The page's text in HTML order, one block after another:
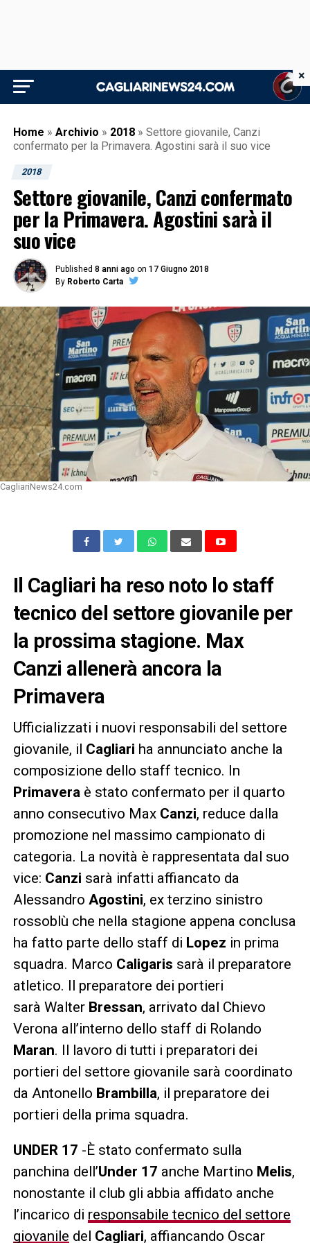
Home » Archivio » 2018 » Settore giovanile, Canzi
confermato per la Primavera. Agostini sarà il suo vice
2018
Settore giovanile, Canzi confermato
per la Primavera. Agostini sarà il
suo vice
Published 8 anni ago on 17 Giugno 2018
By Roberto Carta
CagliariNews24.com
Il Cagliari ha reso noto lo staff
tecnico del settore giovanile per
la prossima stagione. Max
Canzi allenerà ancora la
Primavera
Ufficializzati i nuovi responsabili del settore
giovanile, il Cagliari ha annunciato anche la
composizione dello staff tecnico. In
Primavera è stato confermato per il quarto
anno consecutivo Max Canzi, reduce dalla
promozione nel massimo campionato di
categoria. La novità è rappresentata dal suo
vice: Canzi sarà infatti affiancato da
Alessandro Agostini, ex terzino sinistro
rossoblù che nella stagione appena conclusa
ha fatto parte dello staff di Lopez in prima
squadra. Marco Caligaris sarà il preparatore
atletico. Il preparatore dei portieri
sarà Walter Bressan, arrivato dal Chievo
Verona all’interno dello staff di Rolando
Maran. Il lavoro di tutti i preparatori dei
portieri del settore giovanile sarà coordinato
da Antonello Brambilla, il preparatore dei
portieri della prima squadra.
UNDER 17 -È stato confermato sulla
panchina dell’Under 17 anche Martino Melis,
nonostante il club gli abbia affidato anche
l’incarico di responsabile tecnico del settore
giovanile del Cagliari, affiancando Oscar
×